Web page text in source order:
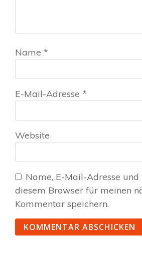
Name *
E-Mail-Adresse *
Website
Name, E-Mail-Adresse
diesem Browser für meinen
Kommentar speichern.